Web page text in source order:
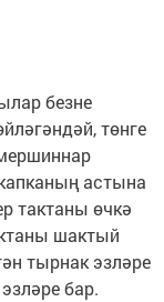
безне
төнге
астына
тактаны өчкә
шактый
тырнак эзләре
бар.